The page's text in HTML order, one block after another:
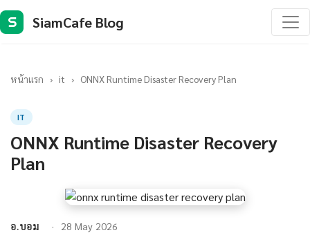
S SiamCafe Blog
หน้าแรก › it › ONNX Runtime Disaster Recovery Plan
IT
ONNX Runtime Disaster Recovery
Plan
อ.บอม 28 May 2026